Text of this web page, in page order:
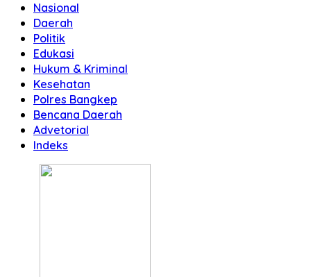
Nasional
Daerah
Politik
Edukasi
Hukum & Kriminal
Kesehatan
Polres Bangkep
Bencana Daerah
Advetorial
Indeks